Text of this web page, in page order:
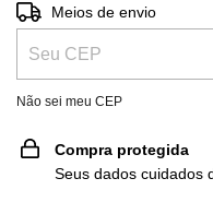
Entregas para o CEP:
Meios de envio
Não sei meu CEP
Compra protegida
Seus dados cuidados